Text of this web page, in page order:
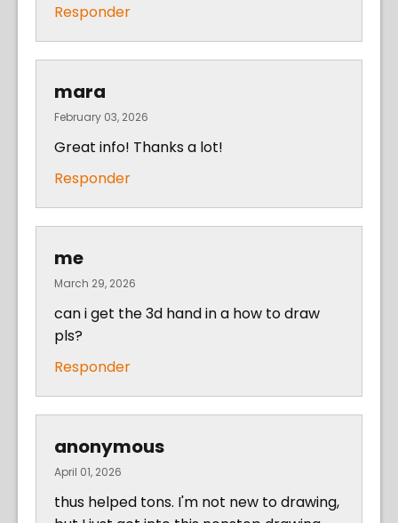
Responder
mara
February 03, 2026
Great info! Thanks a lot!
Responder
me
March 29, 2026
can i get the 3d hand in a how to draw
pls?
Responder
anonymous
April 01, 2026
thus helped tons. I'm not new to drawing,